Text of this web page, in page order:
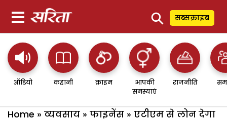
⚲ सब्सक्राइब
ऑडियो कहानी क्राइम
आपकी
समस्याएं
राजनीति
Home » व्यवसाय » फाइनेंस » एटीएम से लोन देगा